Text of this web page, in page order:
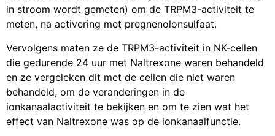
in stroom wordt gemeten) om de TRPM3-activiteit te
meten, na activering met pregnenolonsulfaat.
Vervolgens maten ze de TRPM3-activiteit in NK-cellen
die gedurende 24 uur met Naltrexone waren behandeld
en ze vergeleken dit met de cellen die niet waren
behandeld, om de veranderingen in de
ionkanaalactiviteit te bekijken en om te zien wat het
effect van Naltrexone was op de ionkanaalfunctie.